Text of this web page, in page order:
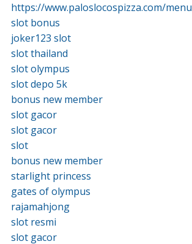
https://www.paloslocospizza.com/menu
slot bonus
joker123 slot
slot thailand
slot olympus
slot depo 5k
bonus new member
slot gacor
slot gacor
slot
bonus new member
starlight princess
gates of olympus
rajamahjong
slot resmi
slot gacor